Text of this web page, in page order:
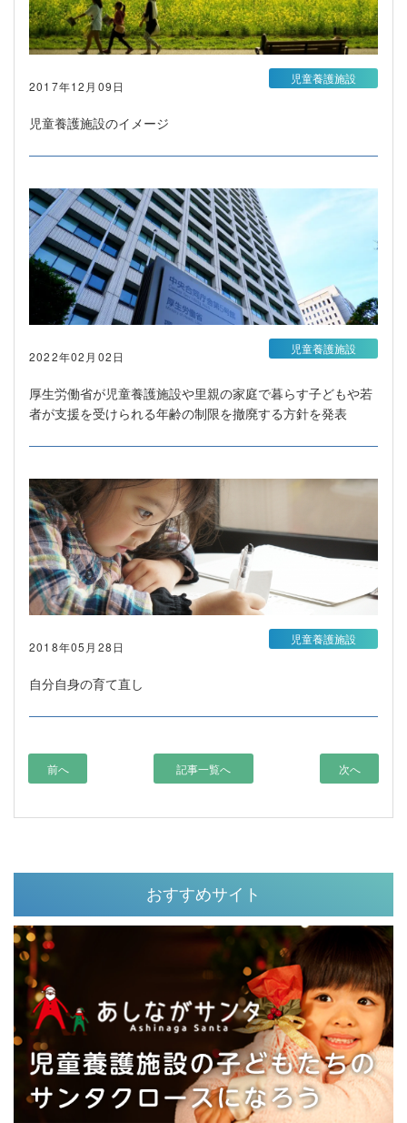
2017年12月09日
児童養護施設のイメージ
児童養護施設
2022年02月02日
厚生労働省が児童養護施設や里親の家庭で暮らす子どもや若
者が支援を受けられる年齢の制限を撤廃する方針を発表
児童養護施設
2018年05月28日
自分自身の育て直し
児童養護施設
前へ 記事一覧へ 次へ
おすすめサイト